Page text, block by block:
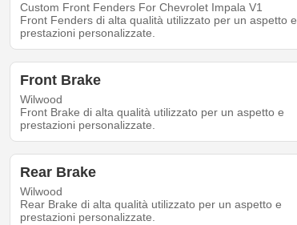
Custom Front Fenders For Chevrolet Impala V1
Front Fenders di alta qualità utilizzato per un aspetto e
prestazioni personalizzate.
Front Brake
Wilwood
Front Brake di alta qualità utilizzato per un aspetto e
prestazioni personalizzate.
Rear Brake
Wilwood
Rear Brake di alta qualità utilizzato per un aspetto e
prestazioni personalizzate.